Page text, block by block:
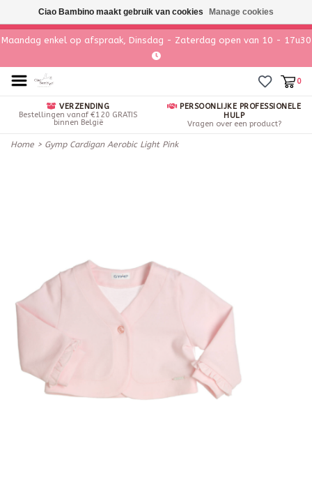
Maandag enkel op afspraak, Dinsdag - Zaterdag open van 10 - 17u30
0
VERZENDING
Bestellingen vanaf €120 GRATIS
binnen België
PERSOONLIJKE PROFESSIONELE
HULP
Vragen over een product?
Home > Gymp Cardigan Aerobic Light Pink
Ciao Bambino maakt gebruik van cookies Manage cookies